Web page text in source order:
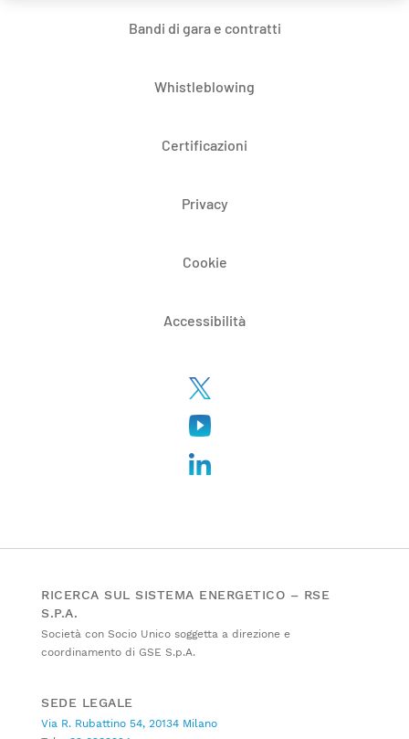
Bandi di gara e contratti
Whistleblowing
Certificazioni
Privacy
Cookie
Accessibilità
RICERCA SUL SISTEMA ENERGETICO – RSE
S.P.A.
Società con Socio Unico soggetta a direzione e
coordinamento di GSE S.p.A.
SEDE LEGALE
Via R. Rubattino 54, 20134 Milano